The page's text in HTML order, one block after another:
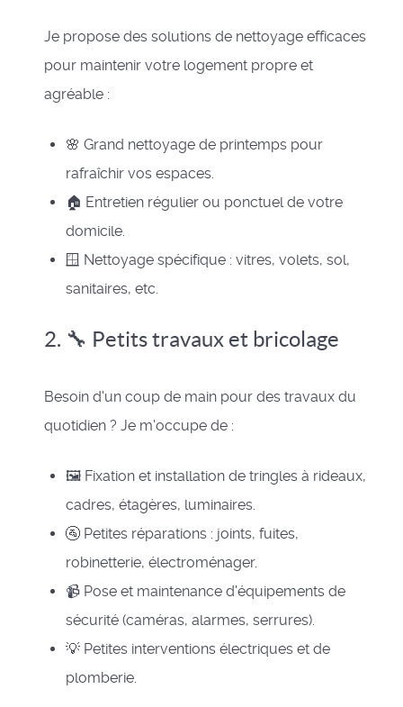
Je propose des solutions de nettoyage efficaces
pour maintenir votre logement propre et
agréable :
🌸 Grand nettoyage de printemps pour
rafraîchir vos espaces.
🏠 Entretien régulier ou ponctuel de votre
domicile.
🪟 Nettoyage spécifique : vitres, volets, sol,
sanitaires, etc.
2. 🔧 Petits travaux et bricolage
Besoin d'un coup de main pour des travaux du
quotidien ? Je m'occupe de :
🖼️ Fixation et installation de tringles à rideaux,
cadres, étagères, luminaires.
🚰 Petites réparations : joints, fuites,
robinetterie, électroménager.
📹 Pose et maintenance d'équipements de
sécurité (caméras, alarmes, serrures).
💡 Petites interventions électriques et de
plomberie.